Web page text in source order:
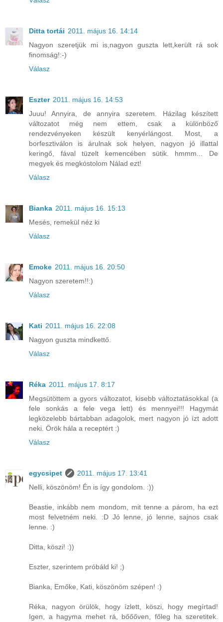
Ditta tortái 2011. május 16. 14:14
Nagyon szeretjük mi is,nagyon guszta lett,került rá sok
finomság!:-)
Válasz
Eszter 2011. május 16. 14:53
Juuu! Annyira, de annyira szeretem. Házilag készített
változatot még nem ettem, csak a különböző
rendezvényeken készült kenyérlángost. Most, a
borfesztiválon is árulnak sok helyen, nagyon jó illattal
keringő, fával tüzelt kemencében sütik. hmmm... De
megyek és megkóstolom Nálad ezt!
Válasz
Bianka 2011. május 16. 15:13
Mesés, remekül néz ki
Válasz
Emoke 2011. május 16. 20:50
Nagyon szeretem!!:)
Válasz
Kati 2011. május 16. 22:08
Nagyon guszta mindkettő.
Válasz
Réka 2011. május 17. 8:17
Megsütöttem a gyors változatot, kisebb változtatásokkal (a
fele sonkás a fele vega lett) és mennyei!!! Hagymát
legközelebb bártabban adagolok, mert nagyon jó ízt adott
neki. Örök hála a receptért :)
Válasz
egycsipet
2011. május 17. 13:41
Nelli, köszönöm! Én is így gondolom. :))
Beastie, inkább nem mondom, mit tenne a párom, ha ezt
most felvetném neki. :D Jó lenne, jó lenne, sajnos csak
lenne. :)
Ditta, köszi! :))
Eszter, szerintem próbáld ki! ;)
Bianka, Emőke, Kati, köszönöm szépen! :)
Réka, nagyon örülök, hogy ízlett, köszi, hogy megírtad!
Igen, a hagyma mehet rá, bőőőven, főleg ha szeretitek.